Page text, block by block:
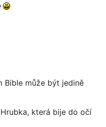
Bible může být jedině
která bije do očí